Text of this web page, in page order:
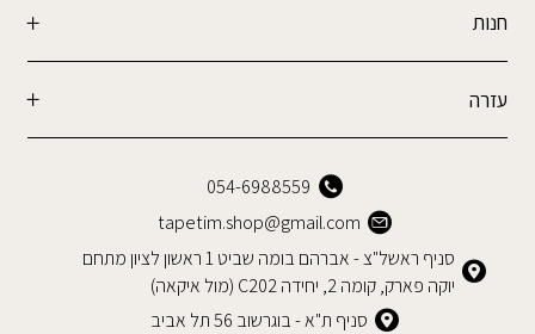
חנות
עזרה
054-6988559
tapetim.shop@gmail.com
סניף ראשל"צ - אברהם בומה שביט 1 ראשון לציון מתחם
יוקה פארק, קומה 2, יחידה C202 (מול איקאה)
סניף ת"א - בוגרשוב 56 תל אביב